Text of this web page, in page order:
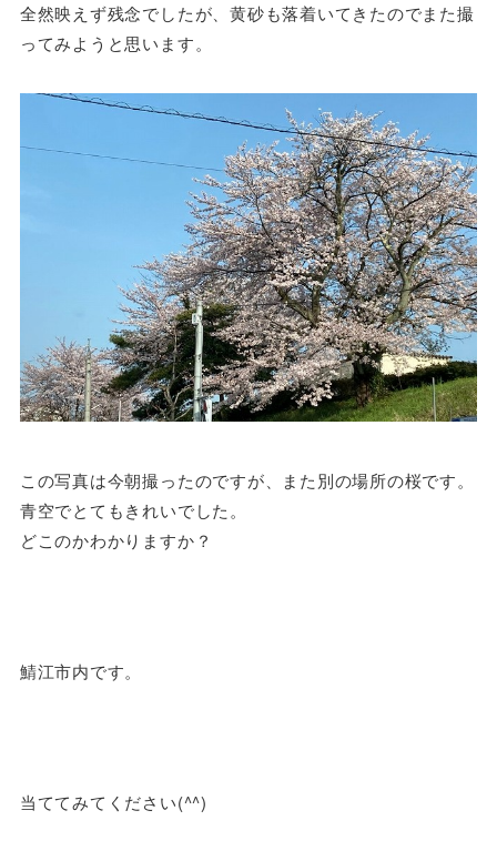
全然映えず残念でしたが、黄砂も落着いてきたのでまた撮
ってみようと思います。
この写真は今朝撮ったのですが、また別の場所の桜です。
青空でとてもきれいでした。
どこのかわかりますか？
鯖江市内です。
当ててみてください(^^)